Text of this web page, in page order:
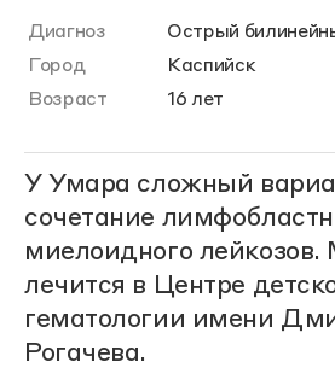
Диагноз
Острый
Город
Каспийск
Возраст
16 лет
У Умара сложный
сочетание
миелоидного лейкозов.
лечится в Центре
гематологии имени
Рогачева.